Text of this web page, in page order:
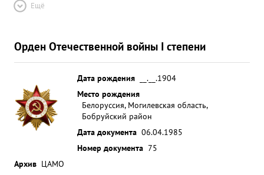
Ещё
Орден Отечественной войны I степени
Дата рождения
__.__.1904
Место рождения
Белоруссия, Могилевская область,
Бобруйский район
Дата документа 06.04.1985
Номер документа 75
Архив ЦАМО